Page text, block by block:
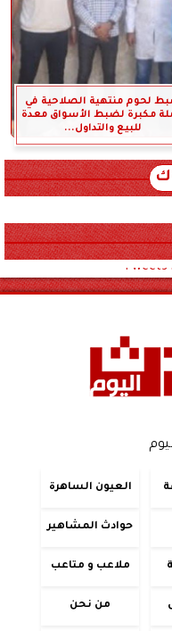
لحوم منتهية الصلاحية في
مكبرة لضبط الأسواق معدة
للبيع والتداول...
Tweets
العيون الساهرة
حوادث المشاهير
ملاعب و متاعب
من نحن